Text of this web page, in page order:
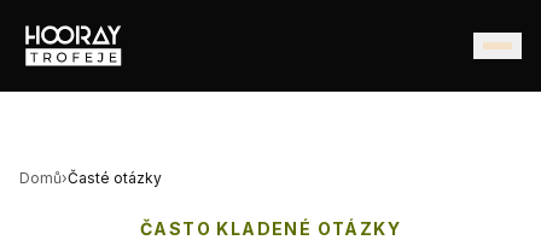
Domů›Časté otázky
ČASTO KLADENÉ OTÁZKY